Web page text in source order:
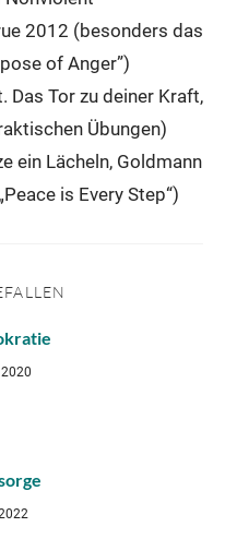
2012 (besonders das
of Anger”)
Das Tor zu deiner Kraft,
Übungen)
ein Lächeln, Goldmann
is Every Step“)